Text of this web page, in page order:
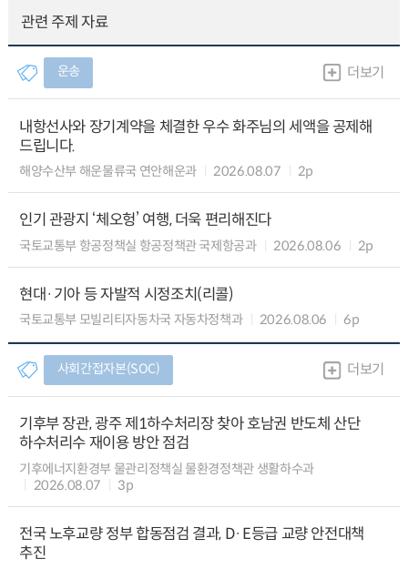
관련 주제 자료
운송 더보기
내항선사와 장기계약을 체결한 우수 화주님의 세액을 공제해
드립니다.
해양수산부 해운물류국 연안해운과 2026.08.07 2p
인기 관광지 ‘체오헝’ 여행, 더욱 편리해진다
국토교통부 항공정책실 항공정책관 국제항공과 2026.08.06 2p
현대·기아 등 자발적 시정조치(리콜)
국토교통부 모빌리티자동차국 자동차정책과 2026.08.06 6p
사회간접자본(SOC) 더보기
기후부 장관, 광주 제1하수처리장 찾아 호남권 반도체 산단
하수처리수 재이용 방안 점검
기후에너지환경부 물관리정책실 물환경정책관 생활하수과
2026.08.07
3p
전국 노후교량 정부 합동점검 결과, D·E등급 교량 안전대책
추진